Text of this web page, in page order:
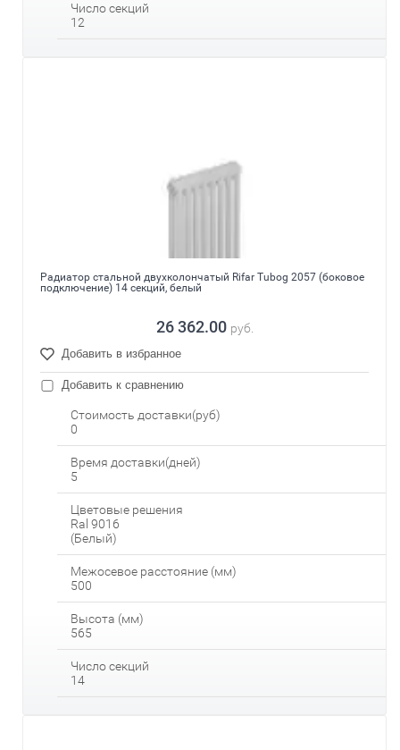
Число секций
12
Радиатор стальной двухколончатый Rifar Tubog 2057 (боковое
подключение) 14 секций, белый
26 362.00 руб.
Добавить в избранное
Добавить к сравнению
Стоимость доставки(руб)
0
Время доставки(дней)
5
Цветовые решения
Ral 9016
(Белый)
Межосевое расстояние (мм)
500
Высота (мм)
565
Число секций
14